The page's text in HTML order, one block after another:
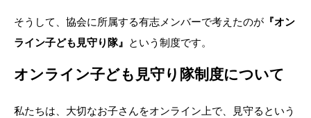
そうして、協会に所属する有志メンバーで考えたのが 『オン
ライン子ども見守り隊』 という制度です。
オンライン子ども見守り隊制度について
私たちは、大切なお子さんをオンライン上で、見守るという